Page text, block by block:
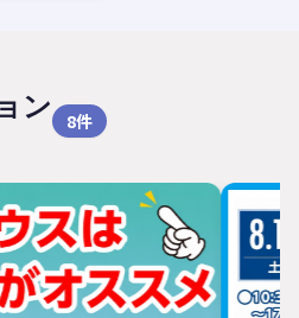
ン 8件